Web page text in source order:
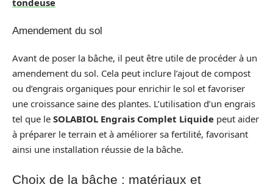
tondeuse
Amendement du sol
Avant de poser la bâche, il peut être utile de procéder à un
amendement du sol. Cela peut inclure l’ajout de compost
ou d’engrais organiques pour enrichir le sol et favoriser
une croissance saine des plantes. L’utilisation d’un engrais
tel que le SOLABIOL Engrais Complet Liquide peut aider
à préparer le terrain et à améliorer sa fertilité, favorisant
ainsi une installation réussie de la bâche.
Choix de la bâche : matériaux et